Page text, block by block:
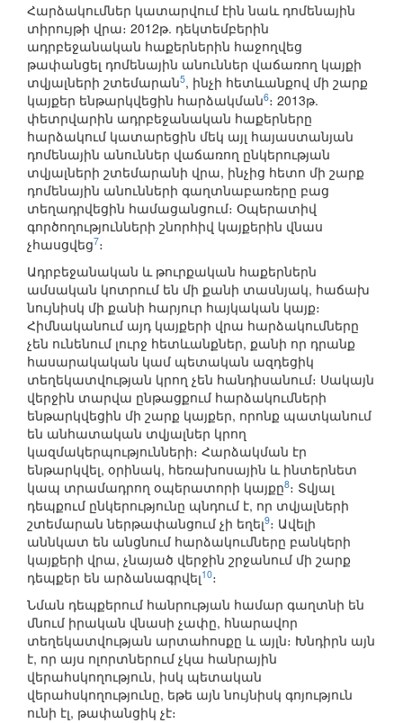
Հարձակումներ կատարվում էին նաև դոմենային
տիրույթի վրա։ 2012թ. դեկտեմբերին
ադրբեջանական հաքերներին հաջողվեց
թափանցել դոմենային անուններ վաճառող կայքի
տվյալների շտեմարան5, ինչի հետևանքով մի շարք
կայքեր ենթարկվեցին հարձակման6։ 2013թ.
փետրվարին ադրբեջանական հաքերները
հարձակում կատարեցին մեկ այլ հայաստանյան
դոմենային անուններ վաճառող ընկերության
տվյալների շտեմարանի վրա, ինչից հետո մի շարք
դոմենային անունների գաղտնաբառերը բաց
տեղադրվեցին համացանցում։ Օպերատիվ
գործողությունների շնորհիվ կայքերին վնաս
չհասցվեց7։
Ադրբեջանական և թուրքական հաքերներն
ամսական կոտրում են մի քանի տասնյակ, հաճախ
նույնիսկ մի քանի հարյուր հայկական կայք։
Հիմնականում այդ կայքերի վրա հարձակումները
չեն ունենում լուրջ հետևանքներ, քանի որ դրանք
հասարակական կամ պետական ազդեցիկ
տեղեկատվության կրող չեն հանդիսանում։ Սակայն
վերջին տարվա ընթացքում հարձակումների
ենթարկվեցին մի շարք կայքեր, որոնք պատկանում
են անհատական տվյալներ կրող
կազմակերպությունների։ Հարձակման էր
ենթարկվել, օրինակ, հեռախոսային և ինտերնետ
կապ տրամադրող օպերատորի կայքը8։ Տվյալ
դեպքում ընկերությունը պնդում է, որ տվյալների
շտեմարան ներթափանցում չի եղել9։ Ավելի
աննկատ են անցնում հարձակումները բանկերի
կայքերի վրա, չնայած վերջին շրջանում մի շարք
դեպքեր են արձանագրվել10։
Նման դեպքերում հանրության համար գաղտնի են
մնում իրական վնասի չափը, հնարավոր
տեղեկատվության արտահոսքը և այլն։ Խնդիրն այն
է, որ այս ոլորտներում չկա հանրային
վերահսկողություն, իսկ պետական
վերահսկողությունը, եթե այն նույնիսկ գոյություն
ունի էլ, թափանցիկ չէ։